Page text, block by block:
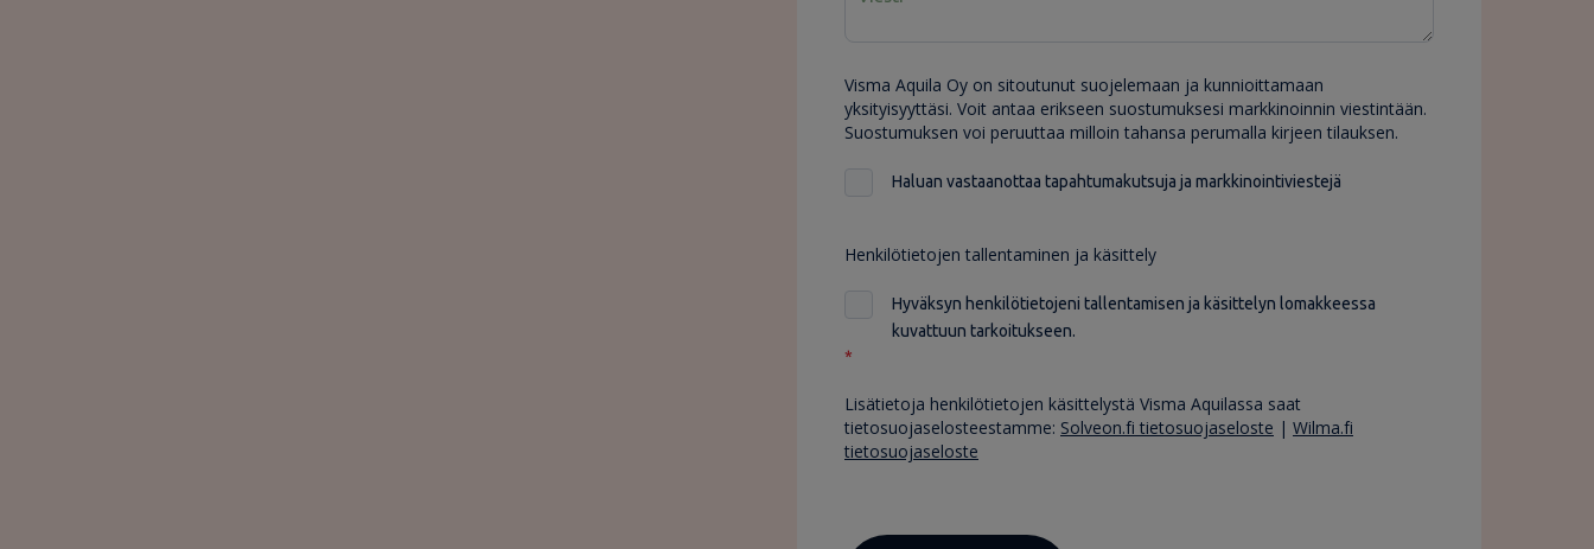
Visma Aquila Oy on sitoutunut suojelemaan ja kunnioittamaan
yksityisyyttäsi. Voit antaa erikseen suostumuksesi markkinoinnin viestintään.
Suostumuksen voi peruuttaa milloin tahansa perumalla kirjeen tilauksen.
Haluan vastaanottaa tapahtumakutsuja ja markkinointiviestejä
Henkilötietojen tallentaminen ja käsittely
Hyväksyn henkilötietojeni tallentamisen ja käsittelyn lomakkeessa
kuvattuun tarkoitukseen.
*
Lisätietoja henkilötietojen käsittelystä Visma Aquilassa saat
tietosuojaselosteestamme: Solveon.fi tietosuojaseloste | Wilma.fi
tietosuojaseloste